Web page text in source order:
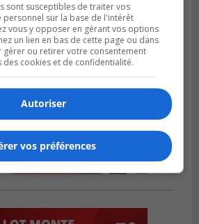
sont susceptibles de traiter vos
personnel sur la base de l'intérêt
vous y opposer en gérant vos options
un lien en bas de cette page ou dans
gérer ou retirer votre consentement
des cookies et de confidentialité.
Autoriser
vos préférences